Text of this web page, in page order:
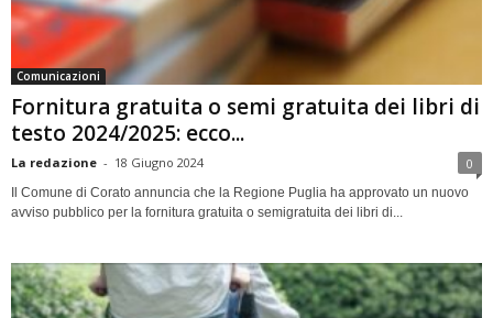
Comunicazioni
Fornitura gratuita o semi gratuita dei libri di
testo 2024/2025: ecco...
La redazione - 18 Giugno 2024 0
Il Comune di Corato annuncia che la Regione Puglia ha approvato un nuovo
avviso pubblico per la fornitura gratuita o semigratuita dei libri di...